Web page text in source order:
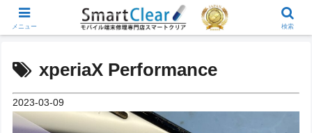
xperiaX Performance
2023-03-09
メニュー 検索